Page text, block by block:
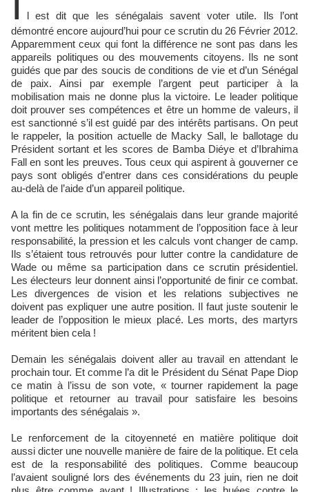
l est dit que les sénégalais savent voter utile. Ils l’ont
démontré encore aujourd’hui pour ce scrutin du 26 Février 2012.
Apparemment ceux qui font la différence ne sont pas dans les
appareils politiques ou des mouvements citoyens. Ils ne sont
guidés que par des soucis de conditions de vie et d’un Sénégal
de paix. Ainsi par exemple l’argent peut participer à la
mobilisation mais ne donne plus la victoire. Le leader politique
doit prouver ses compétences et être un homme de valeurs, il
est sanctionné s’il est guidé par des intérêts partisans. On peut
le rappeler, la position actuelle de Macky Sall, le ballotage du
Président sortant et les scores de Bamba Diéye et d’Ibrahima
Fall en sont les preuves. Tous ceux qui aspirent à gouverner ce
pays sont obligés d’entrer dans ces considérations du peuple
au-delà de l’aide d’un appareil politique.
A la fin de ce scrutin, les sénégalais dans leur grande majorité
vont mettre les politiques notamment de l’opposition face à leur
responsabilité, la pression et les calculs vont changer de camp.
Ils s’étaient tous retrouvés pour lutter contre la candidature de
Wade ou même sa participation dans ce scrutin présidentiel.
Les électeurs leur donnent ainsi l’opportunité de finir ce combat.
Les divergences de vision et les relations subjectives ne
doivent pas expliquer une autre position. Il faut juste soutenir le
leader de l’opposition le mieux placé. Les morts, des martyrs
méritent bien cela !
Demain les sénégalais doivent aller au travail en attendant le
prochain tour. Et comme l’a dit le Président du Sénat Pape Diop
ce matin à l’issu de son vote, « tourner rapidement la page
politique et retourner au travail pour satisfaire les besoins
importants des sénégalais ».
Le renforcement de la citoyenneté en matière politique doit
aussi dicter une nouvelle manière de faire de la politique. Et cela
est de la responsabilité des politiques. Comme beaucoup
l’avaient souligné lors des événements du 23 juin, rien ne doit